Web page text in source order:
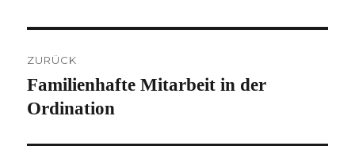
ZURÜCK
Vorheriger
Beitrag:
Familienhafte Mitarbeit in der
Ordination